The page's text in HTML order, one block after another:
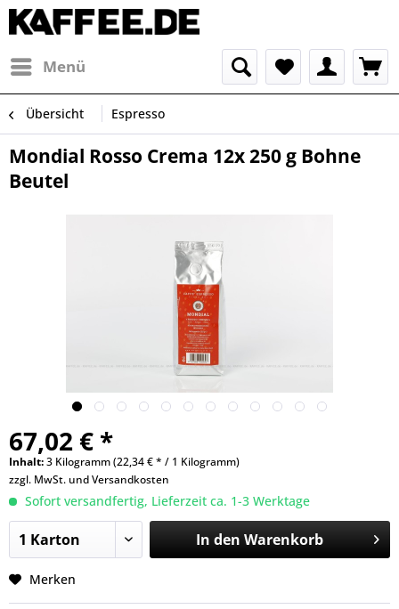
Menü
Übersicht Espresso
Mondial Rosso Crema 12x 250 g Bohne
Beutel
67,02 € *
Inhalt:3 Kilogramm (22,34 € * / 1 Kilogramm)
zzgl. MwSt. undVersandkosten
Sofort versandfertig, Lieferzeit ca. 1-3 Werktage
In den Warenkorb
Merken